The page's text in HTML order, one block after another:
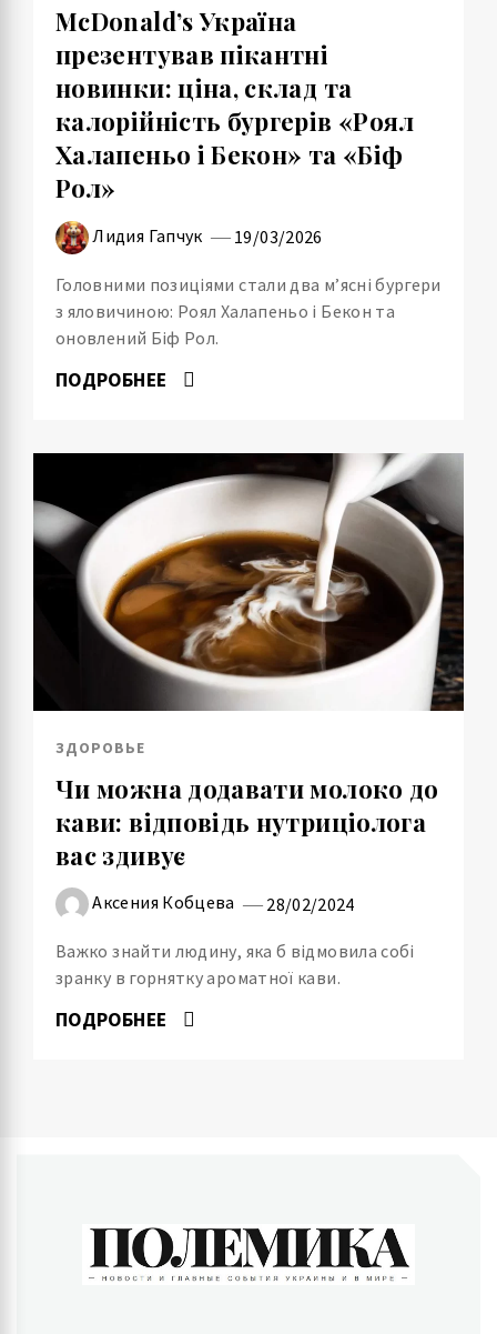
McDonald’s Україна
презентував пікантні
новинки: ціна, склад та
калорійність бургерів «Роял
Халапеньо і Бекон» та «Біф
Рол»
Лидия Гапчук 19/03/2026
Головними позиціями стали два м’ясні бургери
з яловичиною: Роял Халапеньо і Бекон та
оновлений Біф Рол.
ПОДРОБНЕЕ
ЗДОРОВЬЕ
Чи можна додавати молоко до
кави: відповідь нутриціолога
вас здивує
Аксения Кобцева 28/02/2024
Важко знайти людину, яка б відмовила собі
зранку в горнятку ароматної кави.
ПОДРОБНЕЕ